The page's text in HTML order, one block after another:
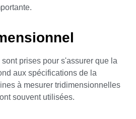
prises pour s'assurer que la
aux spécifications de la
à mesurer tridimensionnelles
souvent utilisées.